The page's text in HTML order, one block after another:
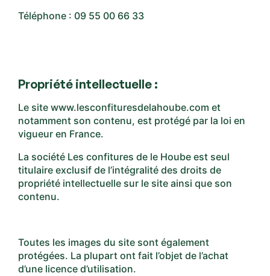
Téléphone : 09 55 00 66 33
Propriété intellectuelle :
Le site www.lesconfituresdelahoube.com et
notamment son contenu, est protégé par la loi en
vigueur en France.
La société Les confitures de le Hoube est seul
titulaire exclusif de l’intégralité des droits de
propriété intellectuelle sur le site ainsi que son
contenu.
Toutes les images du site sont également
protégées. La plupart ont fait l’objet de l’achat
d’une licence d’utilisation.